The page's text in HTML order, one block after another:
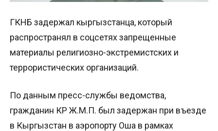
ГКНБ задержал кыргызстанца, который
распространял в соцсетях запрещенные
материалы религиозно-экстремистских и
террористических организаций.
По данным пресс-службы ведомства,
гражданин КР Ж.М.П. был задержан при въезде
в Кыргызстан в аэропорту Оша в рамках